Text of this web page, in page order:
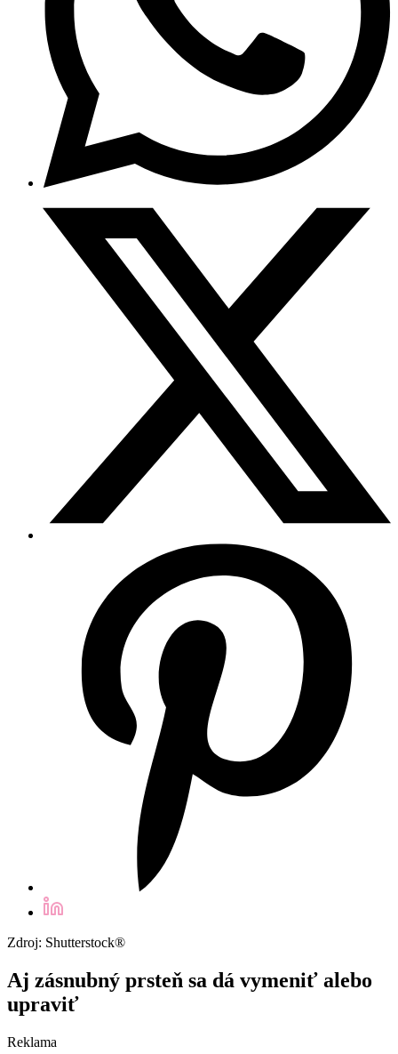
Zdroj: Shutterstock®
Aj zásnubný prsteň sa dá vymeniť alebo
upraviť
Reklama